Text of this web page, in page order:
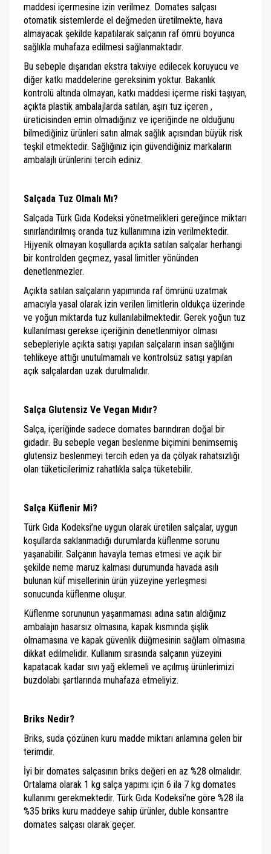
maddesi içermesine izin verilmez. Domates salçası
otomatik sistemlerde el değmeden üretilmekte, hava
almayacak şekilde kapatılarak salçanın raf ömrü boyunca
sağlıkla muhafaza edilmesi sağlanmaktadır.
Bu sebeple dışarıdan ekstra takviye edilecek koruyucu ve
diğer katkı maddelerine gereksinim yoktur. Bakanlık
kontrolü altında olmayan, katkı maddesi içerme riski taşıyan,
açıkta plastik ambalajlarda satılan, aşırı tuz içeren ,
üreticisinden emin olmadığınız ve içeriğinde ne olduğunu
bilmediğiniz ürünleri satın almak sağlık açısından büyük risk
teşkil etmektedir. Sağlığınız için güvendiğiniz markaların
ambalajlı ürünlerini tercih ediniz.
Salçada Tuz Olmalı Mı?
Salçada Türk Gıda Kodeksi yönetmelikleri gereğince miktarı
sınırlandırılmış oranda tuz kullanımına izin verilmektedir.
Hijyenik olmayan koşullarda açıkta satılan salçalar herhangi
bir kontrolden geçmez, yasal limitler yönünden
denetlenmezler.
Açıkta satılan salçaların yapımında raf ömrünü uzatmak
amacıyla yasal olarak izin verilen limitlerin oldukça üzerinde
ve yoğun miktarda tuz kullanılabilmektedir. Gerek yoğun tuz
kullanılması gerekse içeriğinin denetlenmiyor olması
sebepleriyle açıkta satışı yapılan salçaların insan sağlığını
tehlikeye attığı unutulmamalı ve kontrolsüz satışı yapılan
açık salçalardan uzak durulmalıdır.
Salça Glutensiz Ve Vegan Mıdır?
Salça, içeriğinde sadece domates barındıran doğal bir
gıdadır. Bu sebeple vegan beslenme biçimini benimsemiş
glutensiz beslenmeyi tercih eden ya da çölyak rahatsızlığı
olan tüketicilerimiz rahatlıkla salça tüketebilir.
Salça Küflenir Mi?
Türk Gıda Kodeksi’ne uygun olarak üretilen salçalar, uygun
koşullarda saklanmadığı durumlarda küflenme sorunu
yaşanabilir. Salçanın havayla temas etmesi ve açık bir
şekilde neme maruz kalması durumunda havada asılı
bulunan küf misellerinin ürün yüzeyine yerleşmesi
sonucunda küflenme oluşur.
Küflenme sorununun yaşanmaması adına satın aldığınız
ambalajın hasarsız olmasına, kapak kısmında şişlik
olmamasına ve kapak güvenlik düğmesinin sağlam olmasına
dikkat edilmelidir. Kullanım sırasında salçanın yüzeyini
kapatacak kadar sıvı yağ eklemeli ve açılmış ürünlerimizi
buzdolabı şartlarında muhafaza etmeliyiz.
Briks Nedir?
Briks, suda çözünen kuru madde miktarı anlamına gelen bir
terimdir.
İyi bir domates salçasının briks değeri en az %28 olmalıdır.
Ortalama olarak 1 kg salça yapımı için 6 ila 7 kg domates
kullanımı gerekmektedir. Türk Gıda Kodeksi’ne göre %28 ila
%35 briks kuru maddeye sahip ürünler, duble konsantre
domates salçası olarak geçer.